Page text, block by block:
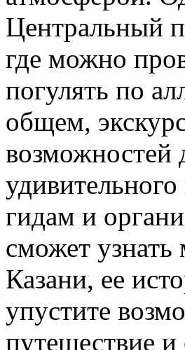
Центральный
где можно
погулять по
общем,
возможностей
гидам и
сможет узнать
Казани, ее
упустите
путешествие